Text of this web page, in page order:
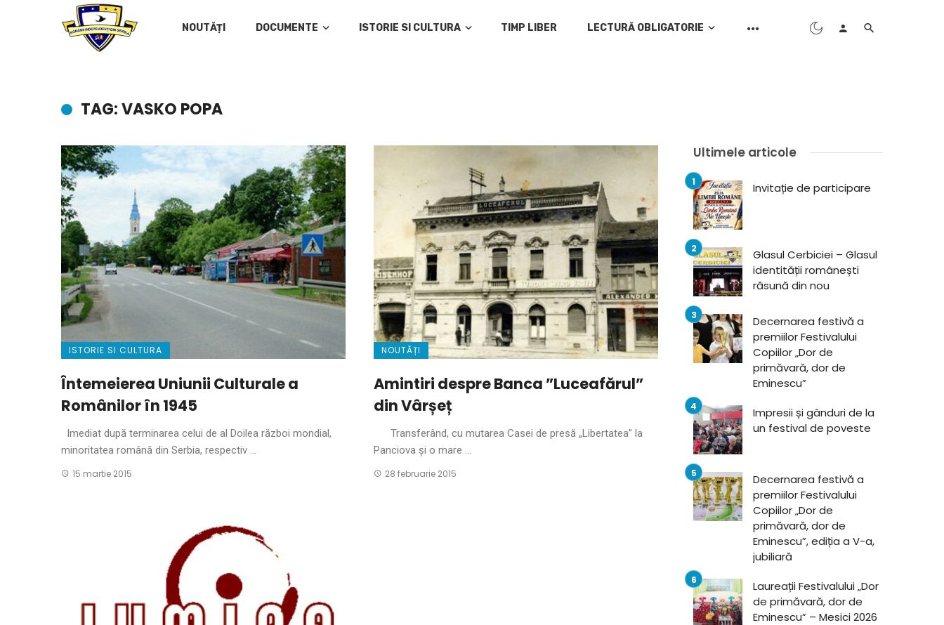
NOUTĂȚI DOCUMENTE ISTORIE SI CULTURA TIMP LIBER LECTURĂ OBLIGATORIE
TAG: VASKO POPA
ISTORIE SI CULTURA
Întemeierea Uniunii Culturale a
Românilor în 1945
Imediat după terminarea celui de al Doilea război mondial,
minoritatea română din Serbia, respectiv ...
15 martie 2015
NOUTĂȚI
Amintiri despre Banca ”Luceafărul”
din Vârșeț
Transferând, cu mutarea Casei de presă „Libertatea” la
Panciova și o mare ...
28 februarie 2015
Ultimele articole
Invitație de participare
Glasul Cerbiciei – Glasul
identității românești
răsună din nou
Decernarea festivă a
premiilor Festivalului
Copiilor „Dor de
primăvară, dor de
Eminescu”
Impresii și gânduri de la
un festival de poveste
Decernarea festivă a
premiilor Festivalului
Copiilor „Dor de
primăvară, dor de
Eminescu”, ediția a V-a,
jubiliară
Laureații Festivalului „Dor
de primăvară, dor de
Eminescu” – Mesici 2026